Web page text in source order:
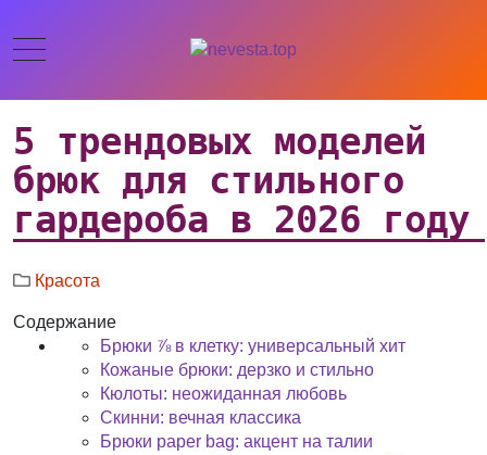
5 трендовых моделей
брюк для стильного
гардероба в 2026 году
Красота
Содержание
Брюки ⅞ в клетку: универсальный хит
Кожаные брюки: дерзко и стильно
Кюлоты: неожиданная любовь
Скинни: вечная классика
Брюки paper bag: акцент на талии